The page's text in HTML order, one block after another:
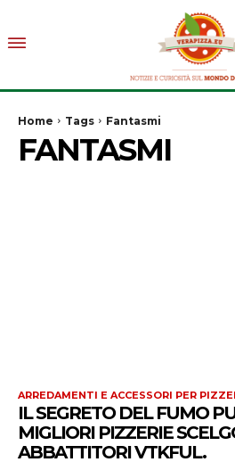
Home Tags Fantasmi
FANTASMI
ARREDAMENTI E ACCESSORI PER
IL SEGRETO DEL FUMO
MIGLIORI PIZZERIE
ABBATTITORI VTKFUL.